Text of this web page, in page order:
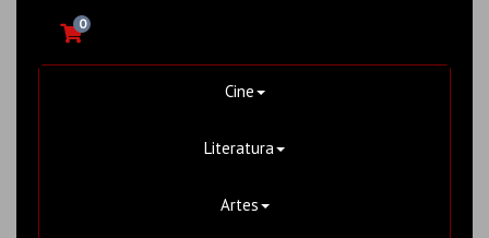
0
Cine
Literatura
Artes